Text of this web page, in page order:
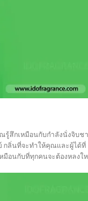
รู้สึกเหมือนกับกำลังนั่งจิบชา
กลิ่นที่จะทำให้คุณและผู้ได้ที่
มือนกับที่ทุกคนจะต้องหลงใ